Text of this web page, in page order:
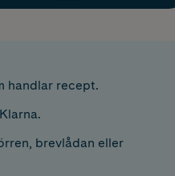
handlar recept.
brevlådan eller